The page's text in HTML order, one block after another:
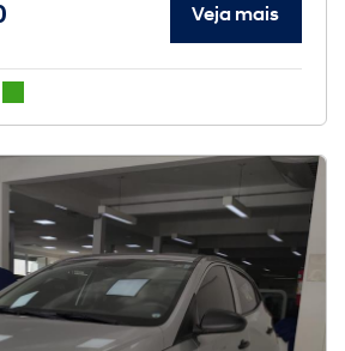
Veja mais